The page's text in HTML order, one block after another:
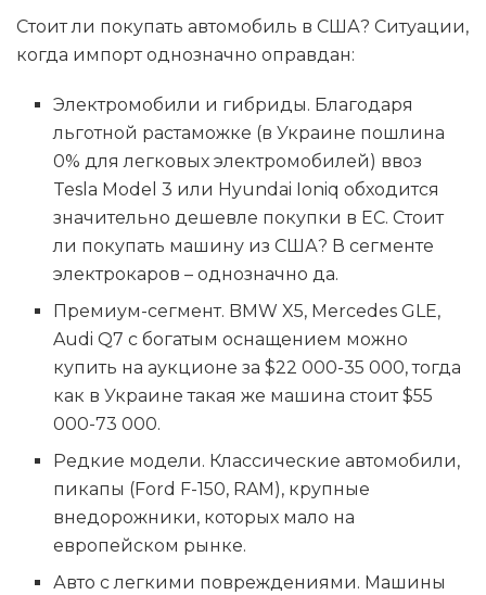
Стоит ли покупать автомобиль в США? Ситуации,
когда импорт однозначно оправдан:
Электромобили и гибриды. Благодаря
льготной растаможке (в Украине пошлина
0% для легковых электромобилей) ввоз
Tesla Model 3 или Hyundai Ioniq обходится
значительно дешевле покупки в ЕС. Стоит
ли покупать машину из США? В сегменте
электрокаров – однозначно да.
Премиум-сегмент. BMW X5, Mercedes GLE,
Audi Q7 с богатым оснащением можно
купить на аукционе за $22 000-35 000, тогда
как в Украине такая же машина стоит $55
000-73 000.
Редкие модели. Классические автомобили,
пикапы (Ford F-150, RAM), крупные
внедорожники, которых мало на
европейском рынке.
Авто с легкими повреждениями. Машины